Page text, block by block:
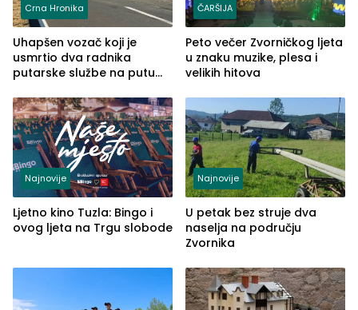
Crna Hronika
Uhapšen vozač koji je
usmrtio dva radnika
putarske službe na putu
(FOTO)
ČARŠIJA
Peto večer Zvorničkog ljeta
u znaku muzike, plesa i
velikih hitova
Najnovije
Ljetno kino Tuzla: Bingo i
ovog ljeta na Trgu slobode
Najnovije
U petak bez struje dva
naselja na području
Zvornika